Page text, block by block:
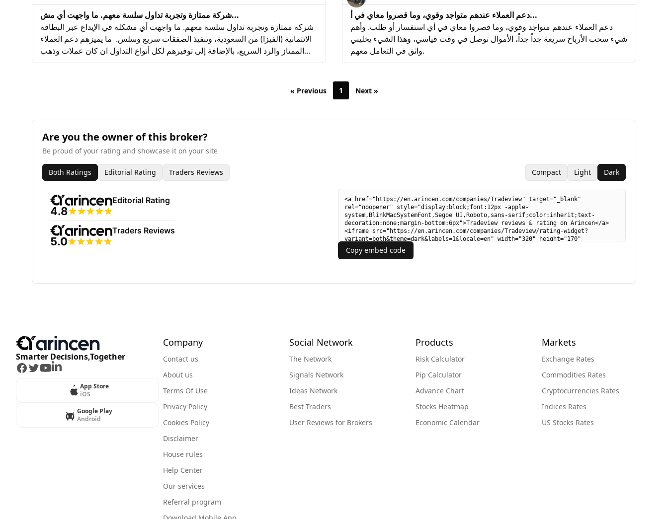
شركة ممتازة وتجربة تداول سلسة معهم. ما واجهت أي مش...
شركة ممتازة وتجربة تداول سلسة معهم. ما واجهت أي مشكلة في الإيداع عبر البطاقة
الائتمانية (الفيزا) من السعودية، وتنفيذ الصفقات سريع وسلس. ما يميزهم دعم العملاء
الممتاز والرد السريع، بالإضافة إلى توفيرهم لكل أنواع التداول ان كان عملات وذهب
ونفط, وخاصة الصناديق الاستثمارية التي تهم المستثمر السعودي. بصراحة أنصح بهم
دعم العملاء عندهم متواجد وقوي، وما قصروا معاي في أ...
دعم العملاء عندهم متواجد وقوي، وما قصروا معاي في أي استفسار أو طلب. وأهم
شيء سحب الأرباح سريعة جداً جداً، الأموال توصل في وقت قياسي، وهذا الشيء يخليني
واثق في التعامل معهم.
« Previous 1 Next »
Are you the owner of this broker?
Be proud of your rating and showcase it on your site
Both Ratings Editorial Rating Traders Reviews Compact Light Dark
Copy embed code
Smarter Decisions,Together
Facebook
Twitter
Youtube
LinkedIn
App Store
iOS
Google Play
Android
Company
Contact us
About us
Terms Of Use
Privacy Policy
Cookies Policy
Disclaimer
House rules
Help Center
Our services
Referral program
Social Network
The Network
Signals Network
Ideas Network
Best Traders
User Reviews for Brokers
Products
Risk Calculator
Pip Calculator
Advance Chart
Stocks Heatmap
Economic Calendar
Markets
Exchange Rates
Commodities Rates
Cryptocurrencies Rates
Indices Rates
US Stocks Rates